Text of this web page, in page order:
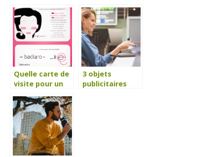
pour son
entreprise ?
même à l’heure
du digital
Quelle carte de
visite pour un
être ?
3 objets
publicitaires